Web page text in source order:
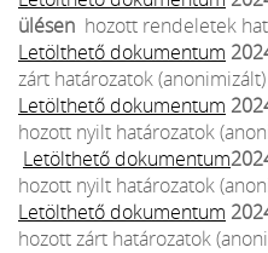
ülésen hozott rendeletek
Letölthető dokumentum
zárt határozatok (anonimizált)
Letölthető dokumentum
hozott nyilt határozatok
Letölthető dokumentum
hozott nyilt határozatok
Letölthető dokumentum
hozott zárt határozatok